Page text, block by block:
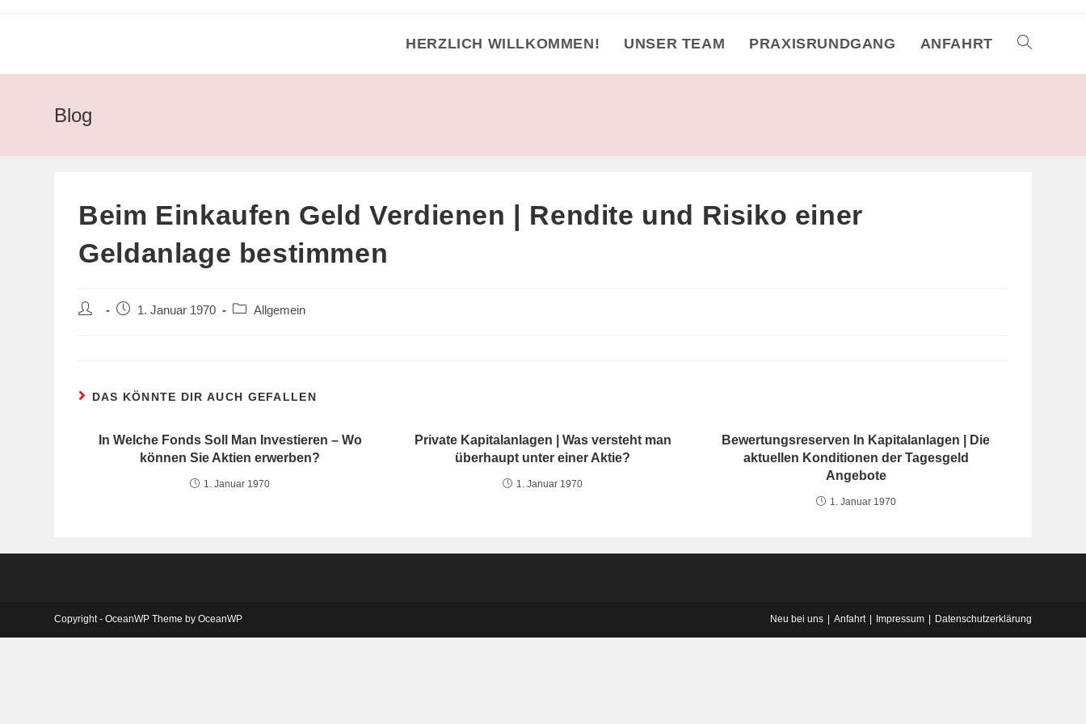
HERZLICH WILLKOMMEN! UNSER TEAM PRAXISRUNDGANG ANFAHRT TOGGLE
Blog
Beim Einkaufen Geld Verdienen | Rendite und Risiko einer
Geldanlage bestimmen
Beitrags-Beitrag1. Januar 1970
Beitrags-
Allgemein
DAS KÖNNTE DIR AUCH GEFALLEN
In Welche Fonds Soll Man Investieren – Wo
können Sie Aktien erwerben?
1. Januar 1970
Private Kapitalanlagen | Was versteht man
überhaupt unter einer Aktie?
1. Januar 1970
Bewertungsreserven In Kapitalanlagen | Die
aktuellen Konditionen der Tagesgeld
Angebote
1. Januar 1970
Neu bei uns Anfahrt Impressum Datenschutzerklärung
Copyright - OceanWP Theme by OceanWP